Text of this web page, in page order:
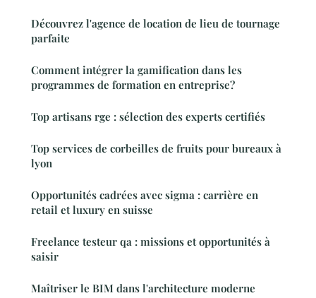
Découvrez l'agence de location de lieu de tournage
parfaite
Comment intégrer la gamification dans les
programmes de formation en entreprise?
Top artisans rge : sélection des experts certifiés
Top services de corbeilles de fruits pour bureaux à
lyon
Opportunités cadrées avec sigma : carrière en
retail et luxury en suisse
Freelance testeur qa : missions et opportunités à
saisir
Maîtriser le BIM dans l'architecture moderne